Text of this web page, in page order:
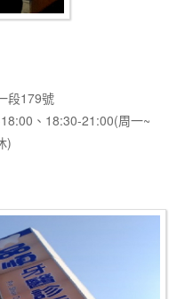
段179號
、18:30-21:00(周一~
)